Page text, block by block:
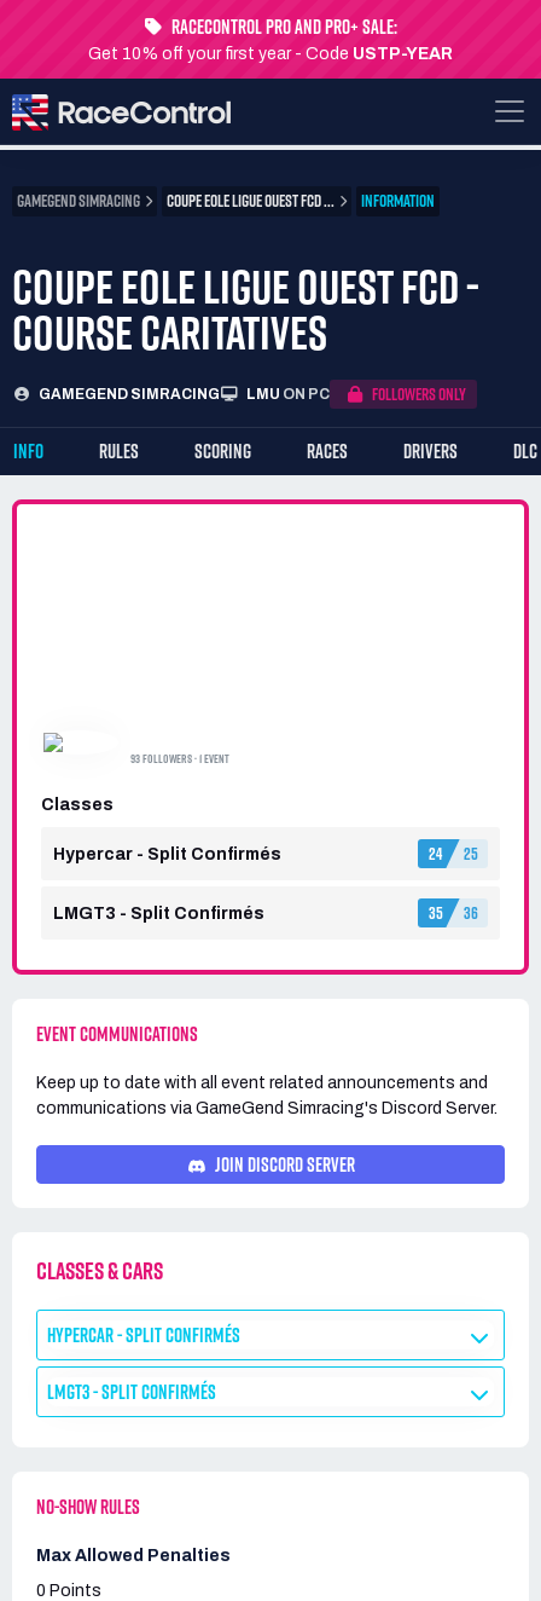
RaceControl Pro and Pro+ Sale:
Get 10% off your first year - Code USTP-YEAR
GAMEGEND SIMRACING COUPE EOLE LIGUE OUEST FCD ... INFORMATION
COUPE EOLE LIGUE OUEST FCD -
COURSE CARITATIVES
GAMEGEND SIMRACING LMU ON PC FOLLOWERS ONLY
INFO RULES SCORING RACES DRIVERS DLC
93 FOLLOWERS · 1 EVENT
Classes
Hypercar - Split Confirmés 24 25
LMGT3 - Split Confirmés 35 36
EVENT COMMUNICATIONS
Keep up to date with all event related announcements and
communications via GameGend Simracing's Discord Server.
JOIN DISCORD SERVER
CLASSES & CARS
HYPERCAR - SPLIT CONFIRMÉS
LMGT3 - SPLIT CONFIRMÉS
NO-SHOW RULES
Max Allowed Penalties
0 Points